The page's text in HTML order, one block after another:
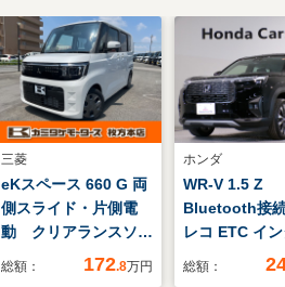
三菱
eKスペース 660 G 両
側スライド・片側電
動 クリアランスソナ
ー 衝突被害軽減シス
総額： 172.8万円
ホンダ
WR-V 1.5 Z
Bluetooth接
レコ ETC イ
ビ フルセグ
総額：